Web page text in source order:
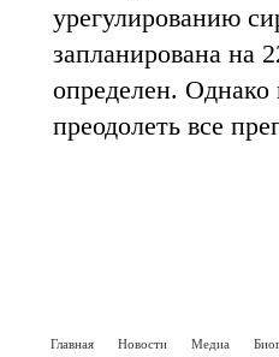
урегулированию
запланирована на
определен.
преодолеть все
Главная Новости Медиа